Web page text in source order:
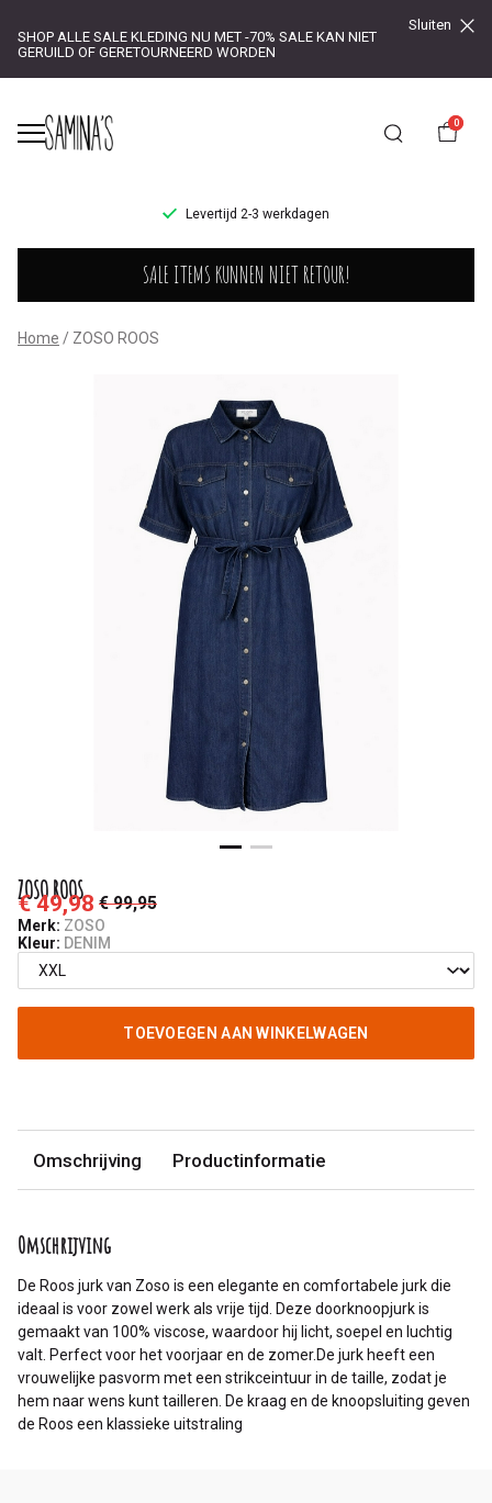
SHOP ALLE SALE KLEDING NU MET -70% SALE KAN NIET
GERUILD OF GERETOURNEERD WORDEN
Sluiten
0
Levertijd 2-3 werkdagen
ZOSO
ROOS
SALE ITEMS KUNNEN NIET RETOUR!
Home ZOSO ROOS
ZOSO ROOS
€ 49,98 € 99,95
Merk: ZOSO
Kleur: DENIM
TOEVOEGEN AAN WINKELWAGEN
Omschrijving Productinformatie
Omschrijving
De Roos jurk van Zoso is een elegante en comfortabele jurk die
ideaal is voor zowel werk als vrije tijd. Deze doorknoopjurk is
gemaakt van 100% viscose, waardoor hij licht, soepel en luchtig
valt. Perfect voor het voorjaar en de zomer.De jurk heeft een
vrouwelijke pasvorm met een strikceintuur in de taille, zodat je
hem naar wens kunt tailleren. De kraag en de knoopsluiting geven
de Roos een klassieke uitstraling